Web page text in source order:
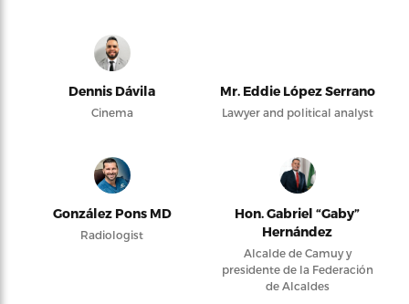
Dennis Dávila
Cinema
Mr. Eddie López Serrano
Lawyer and political analyst
González Pons MD
Radiologist
Hon. Gabriel “Gaby”
Hernández
Alcalde de Camuy y
presidente de la Federación
de Alcaldes